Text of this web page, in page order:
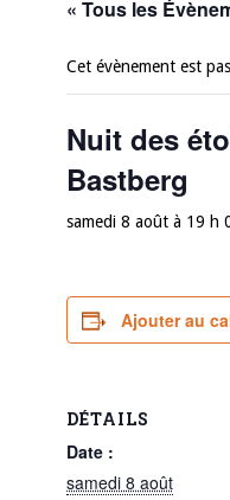
« Tous les
Cet évènement est
Nuit des
Bastberg
samedi 8 août à 19 h
Ajouter au
DÉTAILS
Date :
samedi 8 août